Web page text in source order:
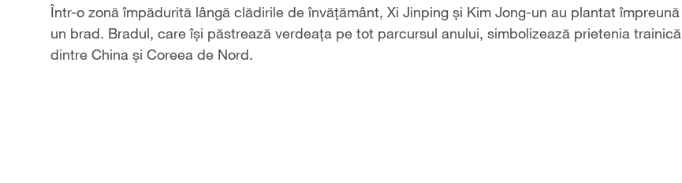
Într-o zonă împădurită lângă clădirile de învățământ, Xi Jinping și Kim Jong-un au plantat împreună
un brad. Bradul, care își păstrează verdeața pe tot parcursul anului, simbolizează prietenia trainică
dintre China și Coreea de Nord.